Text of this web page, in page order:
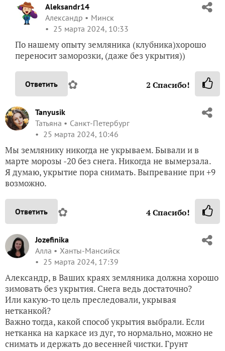
Aleksandr14
Александр
Минск
25 марта 2024, 10:33
По нашему опыту земляника (клубника)хорошо
переносит заморозки, (даже без укрытия))
Ответить ✿ 2 Спасибо!
Tanyusik
Татьяна
Санкт-Петербург
25 марта 2024, 10:46
Мы землянику никогда не укрываем. Бывали и в
марте морозы -20 без снега. Никогда не вымерзала.
Я думаю, укрытие пора снимать. Выпревание при +9
возможно.
Ответить ✿ 4Спасибо!
Jozefinika
Алла
Ханты-Мансийск
25 марта 2024, 17:39
Александр, в Ваших краях земляника должна хорошо
зимовать без укрытия. Снега ведь достаточно?
Или какую-то цель преследовали, укрывая
нетканкой?
Важно тогда, какой способ укрытия выбрали. Если
нетканка на каркасе из дуг, то нормально, можно не
снимать и держать до весенней чистки. Грунт